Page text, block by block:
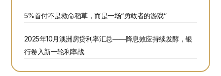
5%首付不是救命稻草，而是一场“勇敢者的游戏”
2025年10月澳洲房贷利率汇总——降息效应持续发酵，银
行卷入新一轮利率战